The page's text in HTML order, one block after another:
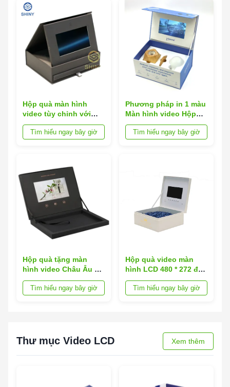
Hộp quà màn hình
video tùy chỉnh với
màn hình độ phân giải
cao lý tưởng cho quà
Tìm hiểu ngay bây giờ
Phương pháp in 1 màu
Màn hình video Hộp
quà tặng Bao gồm bộ
nhớ flash 128MB đến
Tìm hiểu ngay bây giờ
Hộp quà tặng màn
hình video Châu Âu có
định dạng hình ảnh
JPEG JPG, lý tưởng
Tìm hiểu ngay bây giờ
Hộp quà video màn
hình LCD 480 * 272 độ
phân giải với phương
pháp in 4 màu và
Tìm hiểu ngay bây giờ
Thư mục Video LCD Xem thêm